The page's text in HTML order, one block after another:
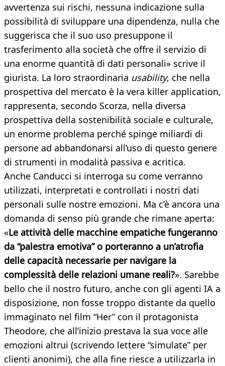
avvertenza sui rischi, nessuna indicazione sulla
possibilità di sviluppare una dipendenza, nulla che
suggerisca che il suo uso presuppone il
trasferimento alla società che offre il servizio di
una enorme quantità di dati personali» scrive il
giurista. La loro straordinaria usability, che nella
prospettiva del mercato è la vera killer application,
rappresenta, secondo Scorza, nella diversa
prospettiva della sostenibilità sociale e culturale,
un enorme problema perché spinge miliardi di
persone ad abbandonarsi all’uso di questo genere
di strumenti in modalità passiva e acritica.
Anche Canducci si interroga su come verranno
utilizzati, interpretati e controllati i nostri dati
personali sulle nostre emozioni. Ma c’è ancora una
domanda di senso più grande che rimane aperta:
«Le attività delle macchine empatiche fungeranno
da “palestra emotiva” o porteranno a un’atrofia
delle capacità necessarie per navigare la
complessità delle relazioni umane reali?». Sarebbe
bello che il nostro futuro, anche con gli agenti IA a
disposizione, non fosse troppo distante da quello
immaginato nel film “Her” con il protagonista
Theodore, che all’inizio prestava la sua voce alle
emozioni altrui (scrivendo lettere “simulate” per
clienti anonimi), che alla fine riesce a utilizzarla in